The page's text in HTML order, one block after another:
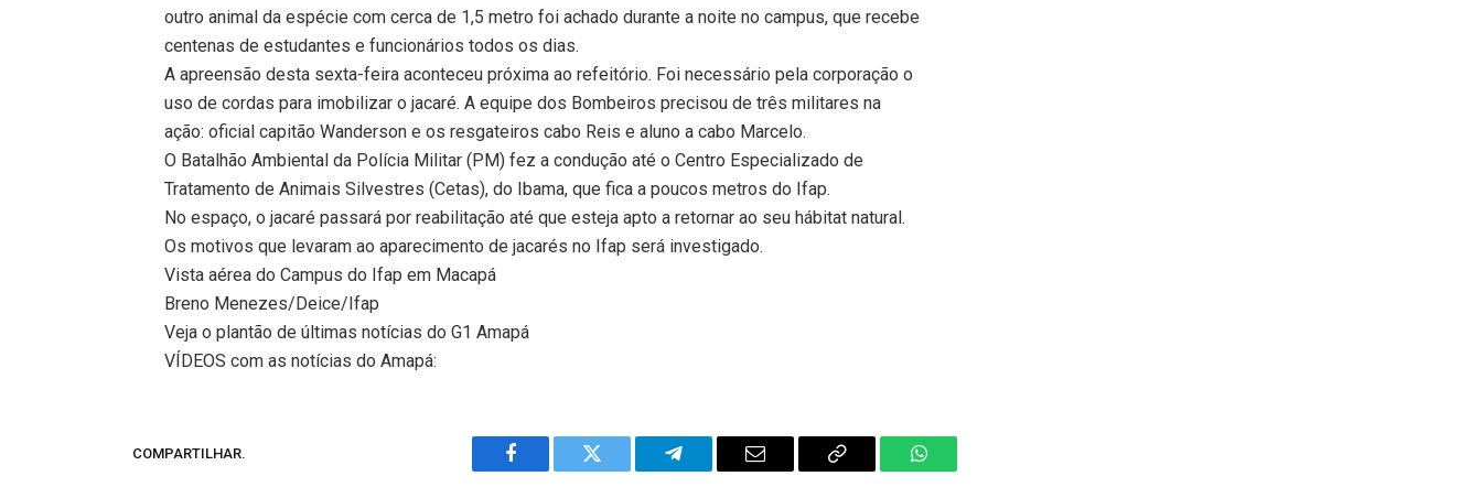
outro animal da espécie com cerca de 1,5 metro foi achado durante a noite no campus, que recebe
centenas de estudantes e funcionários todos os dias.
A apreensão desta sexta-feira aconteceu próxima ao refeitório. Foi necessário pela corporação o
uso de cordas para imobilizar o jacaré. A equipe dos Bombeiros precisou de três militares na
ação: oficial capitão Wanderson e os resgateiros cabo Reis e aluno a cabo Marcelo.
O Batalhão Ambiental da Polícia Militar (PM) fez a condução até o Centro Especializado de
Tratamento de Animais Silvestres (Cetas), do Ibama, que fica a poucos metros do Ifap.
No espaço, o jacaré passará por reabilitação até que esteja apto a retornar ao seu hábitat natural.
Os motivos que levaram ao aparecimento de jacarés no Ifap será investigado.
Vista aérea do Campus do Ifap em Macapá
Breno Menezes/Deice/Ifap
Veja o plantão de últimas notícias do G1 Amapá
VÍDEOS com as notícias do Amapá:
COMPARTILHAR.
Facebook Twitter Telegram Email
Copy
WhatsApp